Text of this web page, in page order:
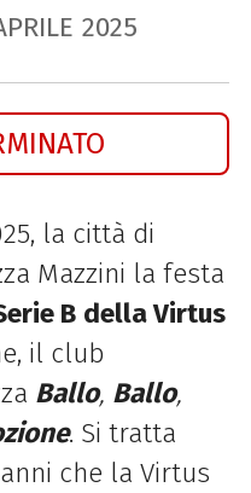
2025
la città di
Mazzini la festa
B della Virtus
il club
Ballo, Ballo,
. Si tratta
che la Virtus